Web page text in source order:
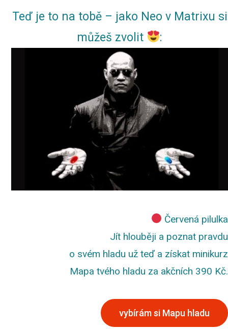
Teď je to na tobě – jako Neo v Matrixu si
můžeš zvolit
:
Červená pilulka
Jít hlouběji a poznat pravdu
o svém hladu už teď a získat minikurz
Mapa tvého hladu za akčních 390 Kč.
vybírám si Mapu hladu